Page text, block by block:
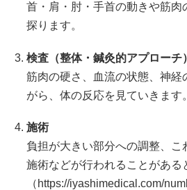
首・肩・肘・手首の動きや筋肉
探ります。
検査（整体・鍼灸的アプローチ）
筋肉の硬さ、血流の状態、神経
がら、体の反応を見ていきます。
施術
負担が大きい部分への調整、こ
施術などが行われることがある
（ https://iyashimedical.com/